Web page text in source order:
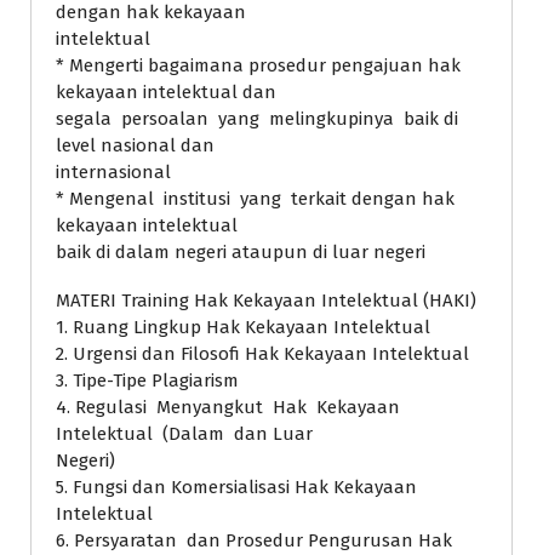
dengan hak kekayaan
intelektual
* Mengerti bagaimana prosedur pengajuan hak
kekayaan intelektual dan
segala persoalan yang melingkupinya baik di
level nasional dan
internasional
* Mengenal institusi yang terkait dengan hak
kekayaan intelektual
baik di dalam negeri ataupun di luar negeri
MATERI Training Hak Kekayaan Intelektual (HAKI)
1. Ruang Lingkup Hak Kekayaan Intelektual
2. Urgensi dan Filosofi Hak Kekayaan Intelektual
3. Tipe-Tipe Plagiarism
4. Regulasi Menyangkut Hak Kekayaan
Intelektual (Dalam dan Luar
Negeri)
5. Fungsi dan Komersialisasi Hak Kekayaan
Intelektual
6. Persyaratan dan Prosedur Pengurusan Hak